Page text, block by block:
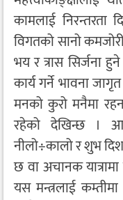
कामलाई निरन्तरता
विगतको सानो
भय र त्रास सिर्जना
कार्य गर्ने भावना
मनको कुरो मनैमा
रहेको देखिन्छ ।
नीलो÷कालो र शुभ
छ वा अचानक
यस मन्त्रलाई